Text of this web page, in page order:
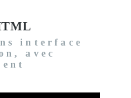
interface
avec